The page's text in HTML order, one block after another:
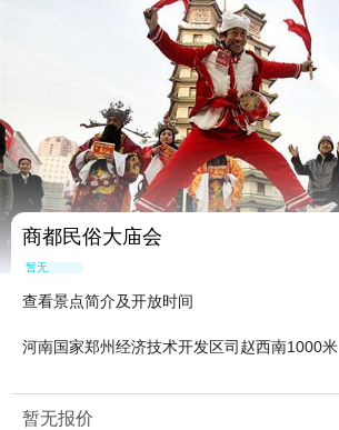
商都民俗大庙会
暂无点评
查看景点简介及开放时间
河南国家郑州经济技术开发区司赵西南1000米
暂无报价